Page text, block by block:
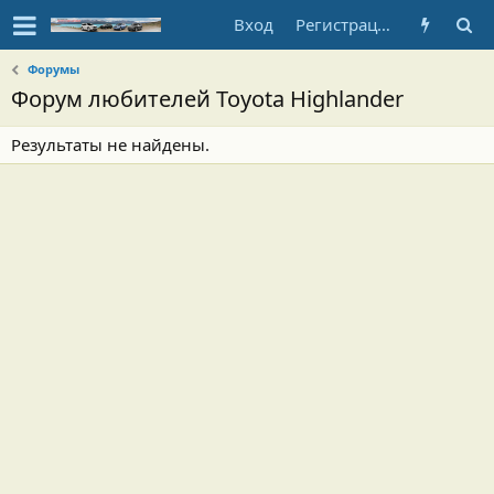
Вход Регистрация
Форумы
Форум любителей Toyota Highlander
Результаты не найдены.